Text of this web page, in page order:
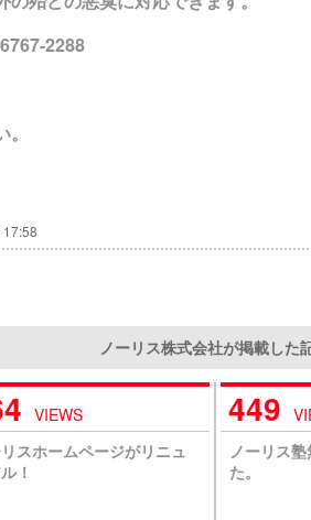
2288
ノーリス株式会社が掲載した
VIEWS
リスホームページがリニュ
！
449
ノーリス
た。